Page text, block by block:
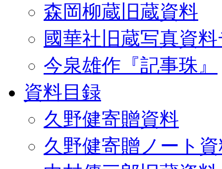
森岡柳蔵旧蔵資料
國華社旧蔵写真資
今泉雄作『記事珠』
資料目録
久野健寄贈資料
久野健寄贈ノート